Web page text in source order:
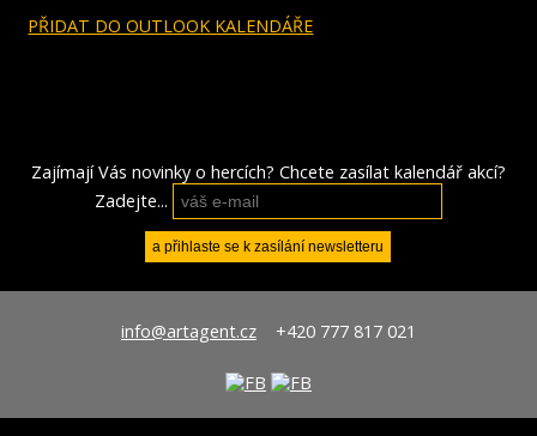
PŘIDAT DO OUTLOOK KALENDÁŘE
Zajímají Vás novinky o hercích? Chcete zasílat kalendář akcí?
Zadejte...
info@artagent.cz+420 777 817 021